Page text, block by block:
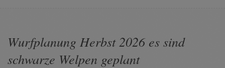
Wurfplanung Herbst 2026 es sind
schwarze Welpen geplant